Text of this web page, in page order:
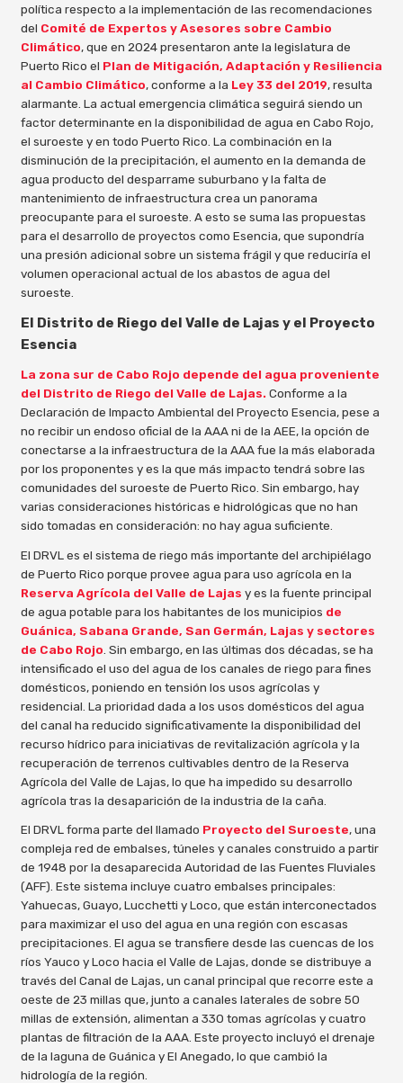
política respecto a la implementación de las recomendaciones
del Comité de Expertos y Asesores sobre Cambio
Climático, que en 2024 presentaron ante la legislatura de
Puerto Rico el Plan de Mitigación, Adaptación y Resiliencia
al Cambio Climático, conforme a la Ley 33 del 2019, resulta
alarmante. La actual emergencia climática seguirá siendo un
factor determinante en la disponibilidad de agua en Cabo Rojo,
el suroeste y en todo Puerto Rico. La combinación en la
disminución de la precipitación, el aumento en la demanda de
agua producto del desparrame suburbano y la falta de
mantenimiento de infraestructura crea un panorama
preocupante para el suroeste. A esto se suma las propuestas
para el desarrollo de proyectos como Esencia, que supondría
una presión adicional sobre un sistema frágil y que reduciría el
volumen operacional actual de los abastos de agua del
suroeste.
El Distrito de Riego del Valle de Lajas y el Proyecto
Esencia
La zona sur de Cabo Rojo depende del agua proveniente
del Distrito de Riego del Valle de Lajas. Conforme a la
Declaración de Impacto Ambiental del Proyecto Esencia, pese a
no recibir un endoso oficial de la AAA ni de la AEE, la opción de
conectarse a la infraestructura de la AAA fue la más elaborada
por los proponentes y es la que más impacto tendrá sobre las
comunidades del suroeste de Puerto Rico. Sin embargo, hay
varias consideraciones históricas e hidrológicas que no han
sido tomadas en consideración: no hay agua suficiente.
El DRVL es el sistema de riego más importante del archipiélago
de Puerto Rico porque provee agua para uso agrícola en la
Reserva Agrícola del Valle de Lajas y es la fuente principal
de agua potable para los habitantes de los municipios de
Guánica, Sabana Grande, San Germán, Lajas y sectores
de Cabo Rojo . Sin embargo, en las últimas dos décadas, se ha
intensificado el uso del agua de los canales de riego para fines
domésticos, poniendo en tensión los usos agrícolas y
residencial. La prioridad dada a los usos domésticos del agua
del canal ha reducido significativamente la disponibilidad del
recurso hídrico para iniciativas de revitalización agrícola y la
recuperación de terrenos cultivables dentro de la Reserva
Agrícola del Valle de Lajas, lo que ha impedido su desarrollo
agrícola tras la desaparición de la industria de la caña.
El DRVL forma parte del llamado Proyecto del Suroeste, una
compleja red de embalses, túneles y canales construido a partir
de 1948 por la desaparecida Autoridad de las Fuentes Fluviales
(AFF). Este sistema incluye cuatro embalses principales:
Yahuecas, Guayo, Lucchetti y Loco, que están interconectados
para maximizar el uso del agua en una región con escasas
precipitaciones. El agua se transfiere desde las cuencas de los
ríos Yauco y Loco hacia el Valle de Lajas, donde se distribuye a
través del Canal de Lajas, un canal principal que recorre este a
oeste de 23 millas que, junto a canales laterales de sobre 50
millas de extensión, alimentan a 330 tomas agrícolas y cuatro
plantas de filtración de la AAA. Este proyecto incluyó el drenaje
de la laguna de Guánica y El Anegado, lo que cambió la
hidrología de la región.